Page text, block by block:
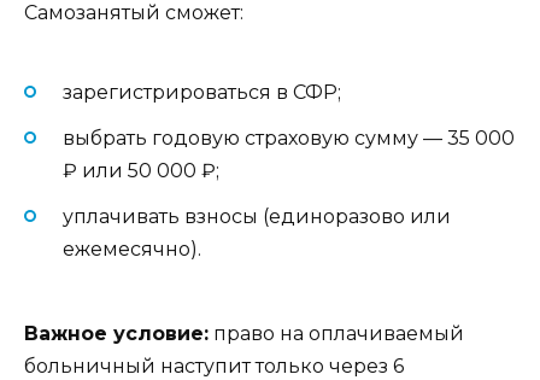
Самозанятый сможет:
зарегистрироваться в СФР;
выбрать годовую страховую сумму — 35 000
₽ или 50 000 ₽;
уплачивать взносы (единоразово или
ежемесячно).
Важное условие: право на оплачиваемый
больничный наступит только через 6